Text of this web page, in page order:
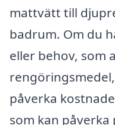
mattvätt till
badrum. Om du
eller behov, som
påverka
som kan påverka